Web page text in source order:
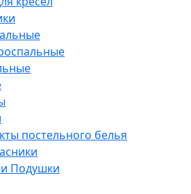
постельного белья
Подушки